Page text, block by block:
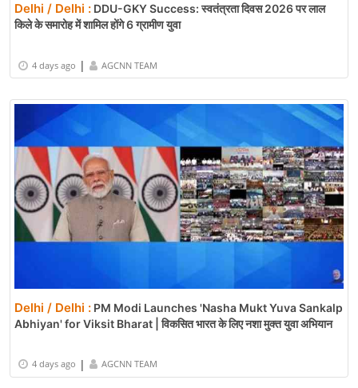
Delhi / Delhi : DDU-GKY Success: स्वतंत्रता दिवस 2026 पर लाल
किले के समारोह में शामिल होंगे 6 ग्रामीण युवा
4 days ago | AGCNN TEAM
Delhi / Delhi : PM Modi Launches 'Nasha Mukt Yuva Sankalp
Abhiyan' for Viksit Bharat | विकसित भारत के लिए नशा मुक्त युवा अभियान
4 days ago | AGCNN TEAM